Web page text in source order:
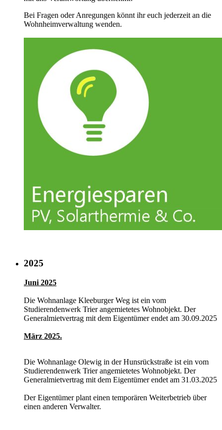
Bei Fragen oder Anregungen könnt ihr euch jederzeit an die
Wohnheimverwaltung wenden.
2025
Juni 2025
Die Wohnanlage Kleeburger Weg ist ein vom
Studierendenwerk Trier angemietetes Wohnobjekt. Der
Generalmietvertrag mit dem Eigentümer endet am 30.09.2025
März 2025.
Die Wohnanlage Olewig in der Hunsrückstraße ist ein vom
Studierendenwerk Trier angemietetes Wohnobjekt. Der
Generalmietvertrag mit dem Eigentümer endet am 31.03.2025
Der Eigentümer plant einen temporären Weiterbetrieb über
einen anderen Verwalter.